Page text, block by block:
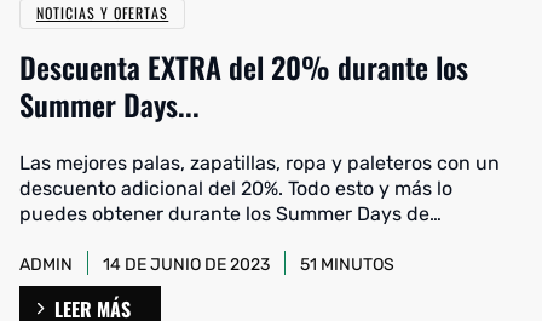
NOTICIAS Y OFERTAS
Descuenta EXTRA del 20% durante los
Summer Days...
Las mejores palas, zapatillas, ropa y paleteros con un
descuento adicional del 20%. Todo esto y más lo
puedes obtener durante los Summer Days de
ADMIN 14 DE JUNIO DE 2023 51 MINUTOS
LEER MÁS